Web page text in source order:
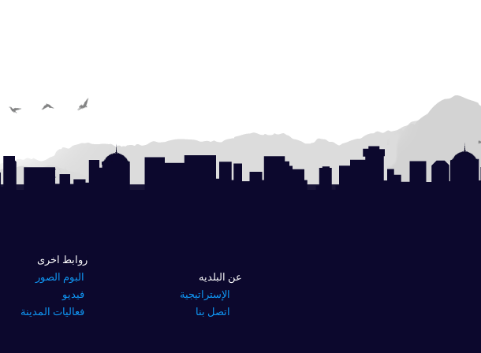
عن البلديه
الإستراتيجية
اتصل بنا
روابط اخرى
البوم الصور
فيديو
فعاليات المدينة